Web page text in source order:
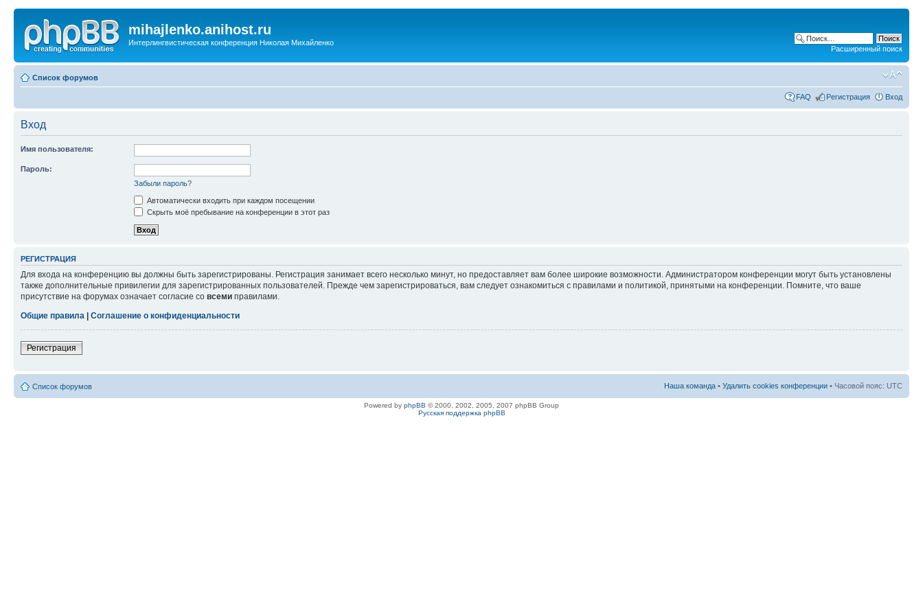
mihajlenko.anihost.ru
Интерлингвистическая конференция Николая Михайленко
Расширенный поиск
Список форумов
FAQ Регистрация Вход
Вход
Имя пользователя:
Пароль:
Забыли пароль?
Автоматически входить при каждом посещении
Скрыть моё пребывание на конференции в этот раз
РЕГИСТРАЦИЯ
Для входа на конференцию вы должны быть зарегистрированы. Регистрация занимает всего несколько минут, но предоставляет вам более широкие возможности. Администратором конференции могут быть установлены
также дополнительные привилегии для зарегистрированных пользователей. Прежде чем зарегистрироваться, вам следует ознакомиться с правилами и политикой, принятыми на конференции. Помните, что ваше
присутствие на форумах означает согласие со всеми правилами.
Общие правила
Соглашение о конфиденциальности
Регистрация
Список форумов Наша команда • Удалить cookies конференции • Часовой пояс: UTC
Powered by phpBB © 2000, 2002, 2005, 2007 phpBB Group
Русская поддержка phpBB